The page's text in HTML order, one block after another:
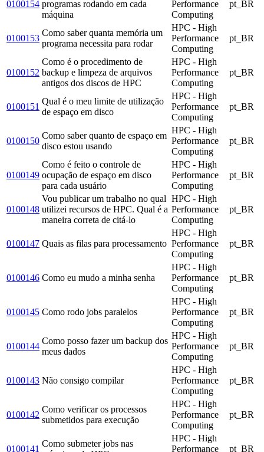
0100154 programas rodando em cada
máquina
Performance
Computing
pt_BR
0100153
Como saber quanta memória um
programa necessita para rodar
HPC - High
Performance
Computing
pt_BR
0100152
Como é o procedimento de
backup e limpeza de arquivos
antigos dos discos de HPC
HPC - High
Performance
Computing
pt_BR
0100151
Qual é o meu limite de utilização
de espaço em disco
HPC - High
Performance
Computing
pt_BR
0100150
Como saber quanto de espaço em
disco estou usando
HPC - High
Performance
Computing
pt_BR
0100149
Como é feito o controle de
ocupação de espaço em disco
para cada usuário
HPC - High
Performance
Computing
pt_BR
0100148
Vou publicar um trabalho no qual
utilizei recursos de HPC. Qual é a
maneira correta de citá-lo
HPC - High
Performance
Computing
pt_BR
0100147 Quais as filas para processamento
HPC - High
Performance
Computing
pt_BR
0100146 Como eu mudo a minha senha
HPC - High
Performance
Computing
pt_BR
0100145 Como rodo jobs paralelos
HPC - High
Performance
Computing
pt_BR
0100144
Como posso fazer um backup dos
meus dados
HPC - High
Performance
Computing
pt_BR
0100143 Não consigo compilar
HPC - High
Performance
Computing
pt_BR
0100142
Como verificar os processos
submetidos para execução
HPC - High
Performance
Computing
pt_BR
0100141
Como submeter jobs nas
HPC - High
Performance
pt_BR